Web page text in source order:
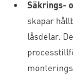
Säkrings-
skapar
låsdelar.